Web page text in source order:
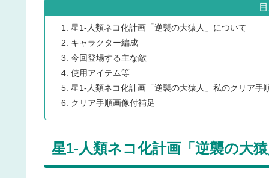
星1-人類ネコ化計画「逆襲の大猿人」について
キャラクター編成
今回登場する主な敵
使用アイテム等
星1-人類ネコ化計画「逆襲の大猿人」私のクリア手
クリア手順画像付補足
星1-人類ネコ化計画「逆襲の大